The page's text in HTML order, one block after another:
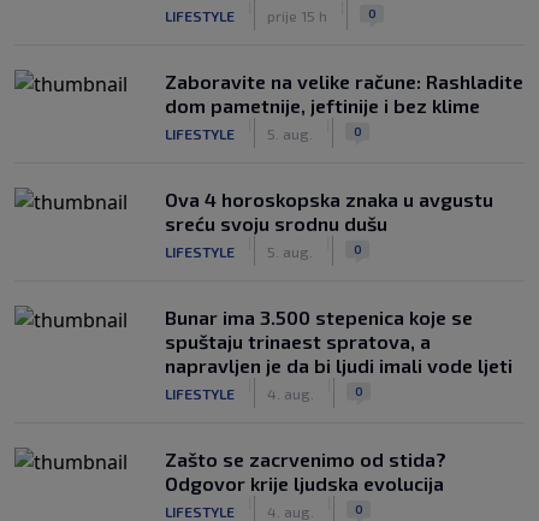
LIFESTYLE prije 15 h 0
Zaboravite na velike račune: Rashladite
dom pametnije, jeftinije i bez klime
LIFESTYLE 5. aug. 0
Ova 4 horoskopska znaka u avgustu
sreću svoju srodnu dušu
LIFESTYLE 5. aug. 0
Bunar imа 3.500 stepenica koje se
spuštaju trinaest spratova, a
napravljen je da bi ljudi imali vode ljeti
LIFESTYLE 4. aug. 0
Zašto se zacrvenimo od stida?
Odgovor krije ljudska evolucija
LIFESTYLE 4. aug. 0